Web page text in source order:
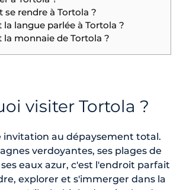
se rendre à Tortola ?
la langue parlée à Tortola ?
la monnaie de Tortola ?
visiter Tortola ?
invitation au dépaysement total.
verdoyantes, ses plages de
eaux azur, c'est l'endroit parfait
explorer et s'immerger dans la